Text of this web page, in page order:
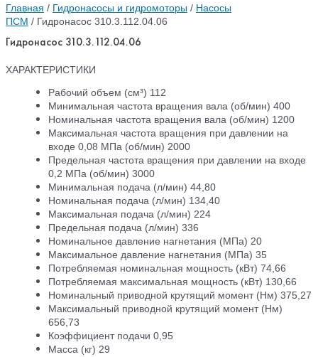
Главная / Гидронасосы и гидромоторы / Насосы
ПСМ / Гидронасос 310.3.112.04.06
Гидронасос 310.3.112.04.06
ХАРАКТЕРИСТИКИ
Рабочий объем (см³) 112
Минимальная частота вращения вала (об/мин) 400
Номинальная частота вращения вала (об/мин) 1200
Максимальная частота вращения при давлении на
входе 0,08 МПа (об/мин) 2000
Предельная частота вращения при давлении на входе
0,2 МПа (об/мин) 3000
Минимальная подача (л/мин) 44,80
Номинальная подача (л/мин) 134,40
Максимальная подача (л/мин) 224
Предельная подача (л/мин) 336
Номинальное давление нагнетания (МПа) 20
Максимальное давление нагнетания (МПа) 35
Потребляемая номинальная мощность (кВт) 74,66
Потребляемая максимальная мощность (кВт) 130,66
Номинальный приводной крутящий момент (Нм) 375,27
Максимальный приводной крутящий момент (Нм)
656,73
Коэффициент подачи 0,95
Масса (кг) 29